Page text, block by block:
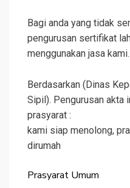
Bagi anda yang tidak
pengurusan sertifikat
menggunakan jasa kami.
Berdasarkan (Dinas
Sipil). Pengurusan akta
prasyarat :
kami siap menolong,
dirumah
Prasyarat Umum